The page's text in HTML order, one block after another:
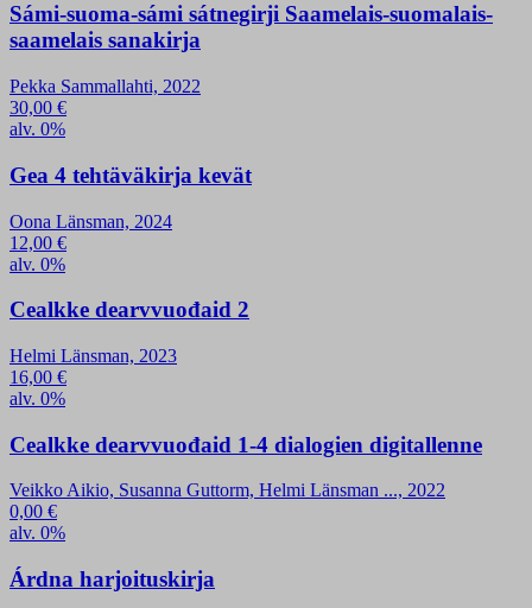
Sámi-suoma-sámi sátnegirji Saamelais-suomalais-
saamelais sanakirja
Pekka Sammallahti, 2022
30,00 €
alv. 0%
Gea 4 tehtäväkirja kevät
Oona Länsman, 2024
12,00 €
alv. 0%
Cealkke dearvvuođaid 2
Helmi Länsman, 2023
16,00 €
alv. 0%
Cealkke dearvvuođaid 1-4 dialogien digitallenne
Veikko Aikio, Susanna Guttorm, Helmi Länsman ..., 2022
0,00 €
alv. 0%
Árdna harjoituskirja